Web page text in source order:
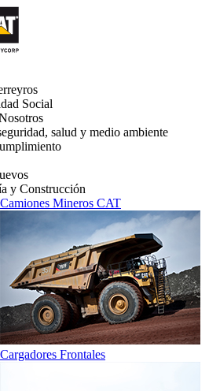
Social
salud y medio ambiente
y Construcción
Camiones Mineros CAT
Cargadores Frontales